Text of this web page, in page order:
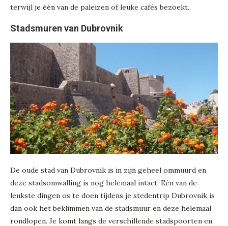
terwijl je één van de paleizen of leuke cafés bezoekt.
Stadsmuren van Dubrovnik
De oude stad van Dubrovnik is in zijn geheel ommuurd en
deze stadsomwalling is nog helemaal intact. Eén van de
leukste dingen os te doen tijdens je stedentrip Dubrovnik is
dan ook het beklimmen van de stadsmuur en deze helemaal
rondlopen. Je komt langs de verschillende stadspoorten en